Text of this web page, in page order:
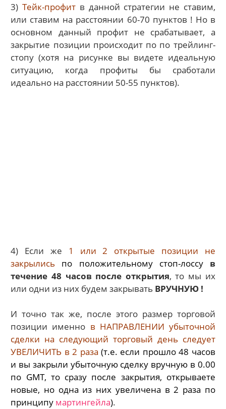
3) Тейк-профит в данной стратегии не ставим,
или ставим на расстоянии 60-70 пунктов ! Но в
основном данный профит не срабатывает, а
закрытие позиции происходит по по трейлинг-
стопу (хотя на рисунке вы видете идеальную
ситуацию, когда профиты бы сработали
идеально на расстоянии 50-55 пунктов).
4) Если же 1 или 2 открытые позиции не
закрылись по положительному стоп-лоссу в
течение 48 часов после открытия, то мы их
или одни из них будем закрывать ВРУЧНУЮ !
И точно так же, после этого размер торговой
позиции именно в НАПРАВЛЕНИИ убыточной
сделки на следующий торговый день следует
УВЕЛИЧИТЬ в 2 раза (т.е. если прошло 48 часов
и вы закрыли убыточную сделку вручную в 0.00
по GMT, то сразу после закрытия, открываете
новые, но одна из них увеличена в 2 раза по
принципу мартингейла).